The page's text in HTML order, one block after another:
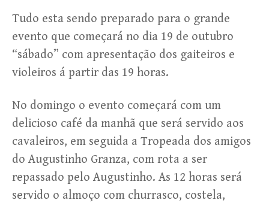
Tudo esta sendo preparado para o grande
evento que começará no dia 19 de outubro
“sábado” com apresentação dos gaiteiros e
violeiros á partir das 19 horas.
No domingo o evento começará com um
delicioso café da manhã que será servido aos
cavaleiros, em seguida a Tropeada dos amigos
do Augustinho Granza, com rota a ser
repassado pelo Augustinho. As 12 horas será
servido o almoço com churrasco, costela,